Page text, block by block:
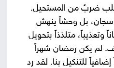
ضربٌ من المستحيل.
سجان، بل وحشاً ينهش
وتعذيباً، متلذذاً بتحويل
لم يكن رمضان شهراً
للتنكيل بنا. لقد رد